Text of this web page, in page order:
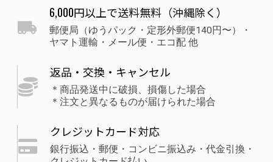
6,000円以上で送料無料（沖縄除く）
郵便局（ゆうパック・定形外郵便140円〜）・
ヤマト運輸・メール便・エコ配 他
返品・交換・キャンセル
＊商品発送中に破損、損傷した場合
＊注文と異なるものが届けられた場合
クレジットカード対応
銀行振込・郵便・コンビニ振込み・代金引換・